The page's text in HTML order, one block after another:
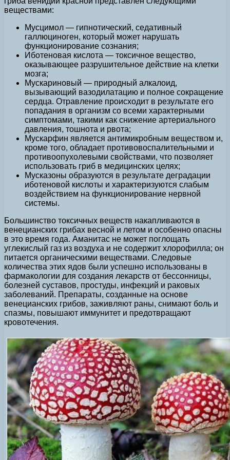
веществами:
Мусцимол — гипнотический, седативный
галлюциноген, который может нарушать
функционирование сознания;
Иботеновая кислота — токсичное вещество,
оказывающее разрушительное действие на клетки
мозга;
Мускариновый — природный алкалоид,
вызывающий вазодилатацию и полное сокращение
сердца. Отравление происходит в результате его
попадания в организм со всеми характерными
симптомами, такими как снижение артериального
давления, тошнота и рвота;
Мускарфин является антимикробным веществом и,
кроме того, обладает противовоспалительными и
противоопухолевыми свойствами, что позволяет
использовать гриб в медицинских целях;
Мусказоны образуются в результате деградации
иботеновой кислоты и характеризуются слабым
воздействием на функционирование нервной
системы.
Большинство токсичных веществ накапливаются в
венецианских грибах весной и летом и особенно опасны
в это время года. Аманитас не может поглощать
углекислый газ из воздуха и не содержит хлорофилла; он
питается органическими веществами. Следовые
количества этих ядов были успешно использованы в
фармакологии для создания лекарств от бессонницы,
болезней суставов, простуды, инфекций и раковых
заболеваний. Препараты, созданные на основе
венецианских грибов, заживляют раны, снимают боль и
спазмы, повышают иммунитет и предотвращают
кровотечения.